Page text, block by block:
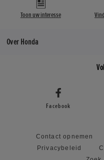
Toon uw interesse
Over Honda
Facebook
Contact opnemen
Privacybeleid